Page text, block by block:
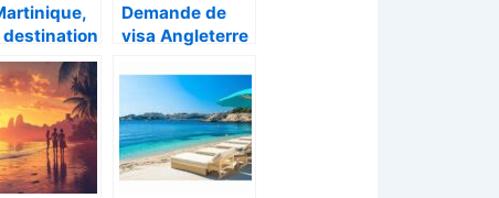
destination
des
de
Demande de
visa Angleterre
démarches
suivre pour
voyager en
toute sérénité